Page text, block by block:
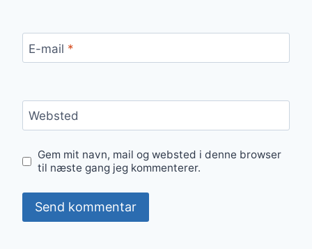
E-mail *
Websted
Gem mit navn, mail og websted i denne browser
til næste gang jeg kommenterer.